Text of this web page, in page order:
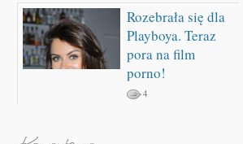
Rozebrała się dla
Playboya. Teraz
pora na film
porno!
4